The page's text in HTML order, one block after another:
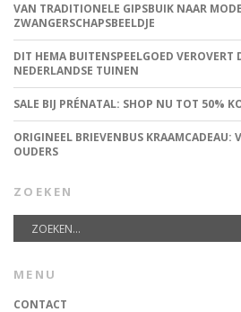
VAN TRADITIONELE GIPSBUIK NAAR
ZWANGERSCHAPSBEELDJE
DIT HEMA BUITENSPEELGOED VEROVERT
NEDERLANDSE TUINEN
SALE BIJ PRÉNATAL: SHOP NU TOT 50%
ORIGINEEL BRIEVENBUS KRAAMCADEAU:
OUDERS
ZOEKEN
MENU
CONTACT